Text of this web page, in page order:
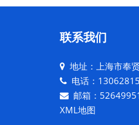
联系我们
地址：上海市奉
电话：
邮箱：
XML地图